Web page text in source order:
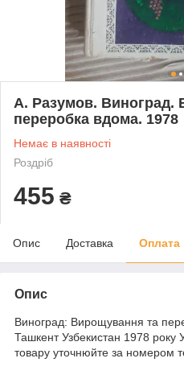
А. Разумов. Виноград.
переробка вдома. 1978
Немає в наявності
Роздріб
455 ₴
Опис Доставка Оплата
Опис
Виноград: Вирощування та
Ташкент Узбекистан 1978 року
товару уточнюйте за номером